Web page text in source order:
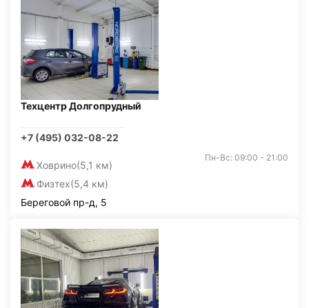
Техцентр Долгопрудный
+7 (495) 032-08-22
Ховрино(5,1 км)
Физтех(5,4 км)
Пн-Вс: 09:00 - 21:00
Береговой пр-д, 5